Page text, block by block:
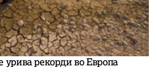
урива рекорди во Европа